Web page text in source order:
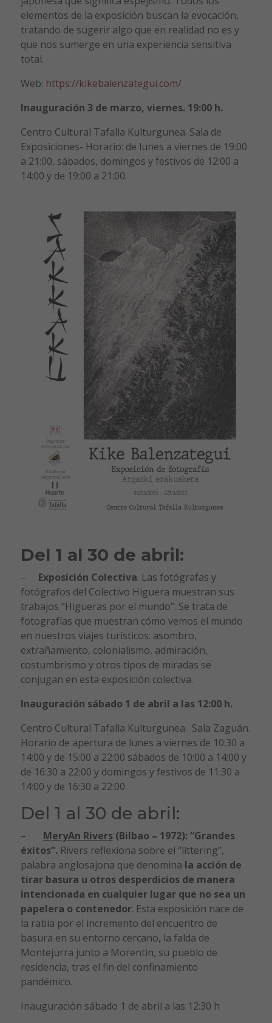
elementos de la exposición buscan la evocación,
tratando de sugerir algo que en realidad no es y
que nos sumerge en una experiencia sensitiva
total.
Web: https://kikebalenzategui.com/
Inauguración 3 de marzo, viernes. 19:00 h.
Centro Cultural Tafalla Kulturgunea. Sala de
Exposiciones- Horario: de lunes a viernes de 19:00
a 21:00, sábados, domingos y festivos de 12:00 a
14:00 y de 19:00 a 21:00.
Del 1 al 30 de abril:
– Exposición Colectiva. Las fotógrafas y
fotógrafos del Colectivo Higuera muestran sus
trabajos “Higueras por el mundo”. Se trata de
fotografías que muestran cómo vemos el mundo
en nuestros viajes turísticos: asombro,
extrañamiento, colonialismo, admiración,
costumbrismo y otros tipos de miradas se
conjugan en esta exposición colectiva.
Inauguración sábado 1 de abril a las 12:00 h.
Centro Cultural Tafalla Kulturgunea. Sala Zaguán.
Horario de apertura de lunes a viernes de 10:30 a
14:00 y de 15:00 a 22:00 sábados de 10:00 a 14:00 y
de 16:30 a 22:00 y domingos y festivos de 11:30 a
14:00 y de 16:30 a 22:00
Del 1 al 30 de abril:
– MeryAn Rivers(Bilbao – 1972): “Grandes
éxitos”. Rivers reflexiona sobre el “littering”,
palabra anglosajona que denomina la acción de
tirar basura u otros desperdicios de manera
intencionada en cualquier lugar que no sea un
papelera o contenedor. Esta exposición nace de
la rabia por el incremento del encuentro de
basura en su entorno cercano, la falda de
Montejurra junto a Morentin, su pueblo de
residencia, tras el fin del confinamiento
pandémico.
Inauguración sábado 1 de abril a las 12:30 h